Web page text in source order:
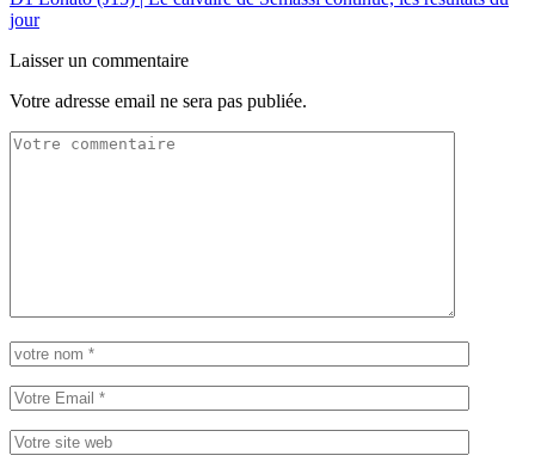
jour
Laisser un commentaire
Votre adresse email ne sera pas publiée.